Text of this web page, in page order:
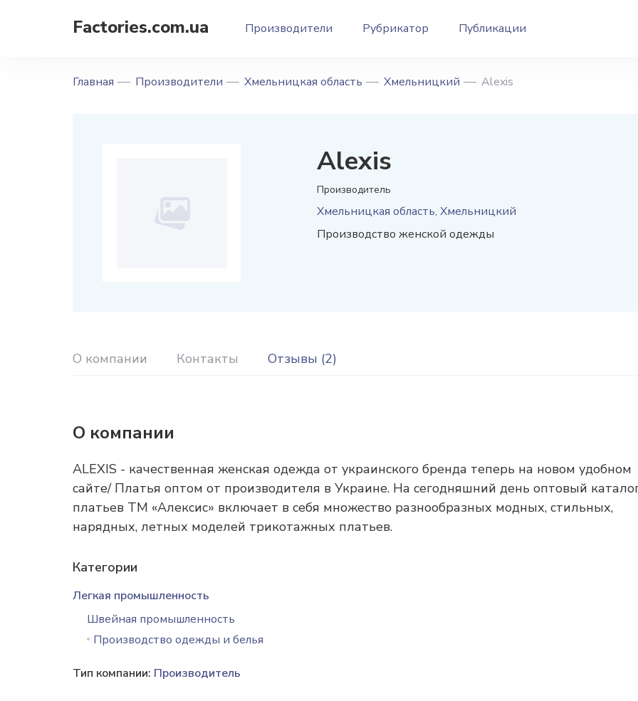
Factories.com.ua Производители Рубрикатор Публикации
Главная Производители Хмельницкая область Хмельницкий Alexis
Alexis
Производитель
Хмельницкая область, Хмельницкий
Производство женской одежды
О компании Контакты Отзывы (2)
О компании
ALEXIS - качественная женская одежда от украинского бренда теперь на новом удобном
сайте/ Платья оптом от производителя в Украине. На сегодняшний день оптовый
платьев ТМ «Алексис» включает в себя множество разнообразных модных, стильных,
нарядных, летных моделей трикотажных платьев.
Категории
Легкая промышленность
Швейная промышленность
Производство одежды и белья
Тип компании: Производитель